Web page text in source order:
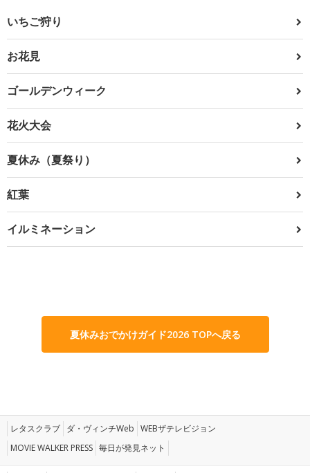
いちご狩り
お花見
ゴールデンウィーク
花火大会
夏休み（夏祭り）
紅葉
イルミネーション
夏休みおでかけガイド2026 TOPへ戻る
レタスクラブ ダ・ヴィンチWeb WEBザテレビジョン
MOVIE WALKER PRESS 毎日が発見ネット